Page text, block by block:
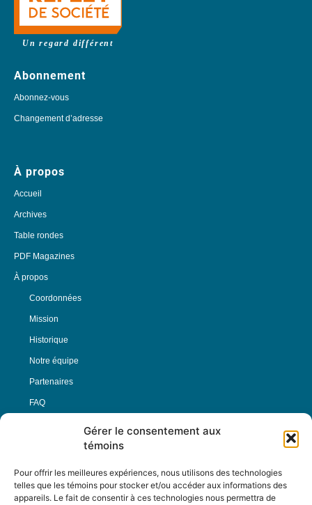
Gérer le consentement aux
témoins
Pour offrir les meilleures expériences, nous utilisons des technologies
telles que les témoins pour stocker et/ou accéder aux informations des
appareils. Le fait de consentir à ces technologies nous permettra de
Un regard différent
Abonnement
Abonnez-vous
Changement d’adresse
À propos
Accueil
Archives
Table rondes
PDF Magazines
À propos
Coordonnées
Mission
Historique
Notre équipe
Partenaires
FAQ